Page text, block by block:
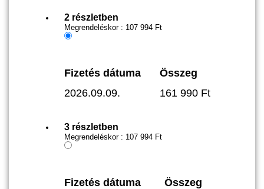
2 részletben
Megrendeléskor : 107 994 Ft
Fizetés dátuma
Összeg
2026.09.09.
161 990 Ft
3 részletben
Megrendeléskor : 107 994 Ft
Fizetés dátuma
Összeg